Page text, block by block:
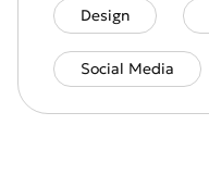
Design
Social Media